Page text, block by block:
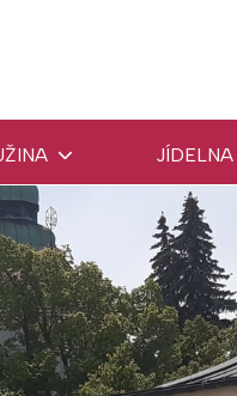
JÍDELNA